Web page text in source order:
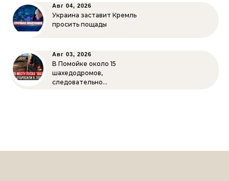
Авг 04, 2026
Украина заставит Кремль
просить пощады
Авг 03, 2026
В Помойке около 15
шахедодромов,
следовательно…